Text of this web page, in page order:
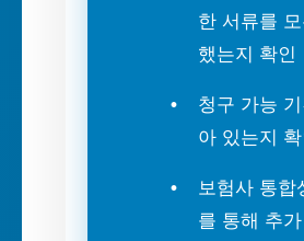
한 서류를
했는지 확인
청구 가능
아 있는지 확
보험사 통합
를 통해 추